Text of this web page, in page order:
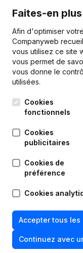
Publications
Date
20-07-2026
25-11-2025
02-07-2025
13-08-2024
24-06-2024
Faites-en
Afin d'optimiser
Companyweb
vous utilisez ce site
vous permet de
vous donne le
utilisées.
Cookies
fonctionnels
Cookies
publicitaires
Cookies de
préférence
Cookies
Accepter tous les
Continuez avec